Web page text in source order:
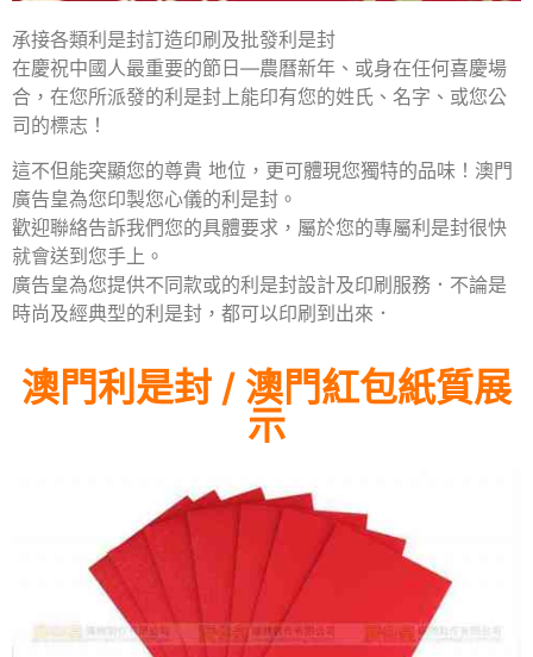
承接各類利是封訂造印刷及批發利是封
在慶祝中國人最重要的節日—農曆新年、或身在任何喜慶場
合，在您所派發的利是封上能印有您的姓氏、名字、或您公
司的標志！
這不但能突顯您的尊貴 地位，更可體現您獨特的品味！澳門
廣告皇為您印製您心儀的利是封。
歡迎聯絡告訴我們您的具體要求，屬於您的專屬利是封很快
就會送到您手上。
廣告皇為您提供不同款或的利是封設計及印刷服務．不論是
時尚及經典型的利是封，都可以印刷到出來．
澳門利是封 / 澳門紅包紙質展
示